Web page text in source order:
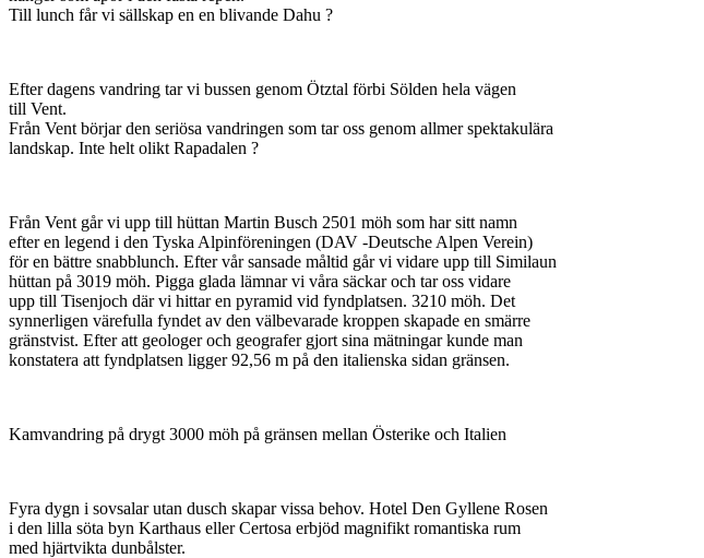
Till lunch får vi sällskap en en blivande Dahu ?
Efter dagens vandring tar vi bussen genom Ötztal förbi Sölden hela vägen
till Vent.
Från Vent börjar den seriösa vandringen som tar oss genom allmer spektakulära
landskap. Inte helt olikt Rapadalen ?
Från Vent går vi upp till hüttan Martin Busch 2501 möh som har sitt namn
efter en legend i den Tyska Alpinföreningen (DAV -Deutsche Alpen Verein)
för en bättre snabblunch. Efter vår sansade måltid går vi vidare upp till Similaun
hüttan på 3019 möh. Pigga glada lämnar vi våra säckar och tar oss vidare
upp till Tisenjoch där vi hittar en pyramid vid fyndplatsen. 3210 möh. Det
synnerligen värefulla fyndet av den välbevarade kroppen skapade en smärre
gränstvist. Efter att geologer och geografer gjort sina mätningar kunde man
konstatera att fyndplatsen ligger 92,56 m på den italienska sidan gränsen.
Kamvandring på drygt 3000 möh på gränsen mellan Österike och Italien
Fyra dygn i sovsalar utan dusch skapar vissa behov. Hotel Den Gyllene Rosen
i den lilla söta byn Karthaus eller Certosa erbjöd magnifikt romantiska rum
med hjärtvikta dunbålster.